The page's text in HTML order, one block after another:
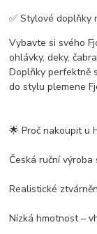
✅ Stylové doplňky
Vybavte si svého
ohlávky, deky,
Doplňky perfektně
do stylu plemene
🌟 Proč nakoupit u
Česká ruční
Realistické
Nízká hmotnost –